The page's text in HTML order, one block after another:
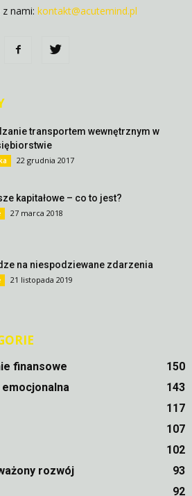
nami: kontakt@acutemind.pl
transportem wewnętrznym w
22 grudnia 2017
kapitałowe – co to jest?
27 marca 2018
na niespodziewane zdarzenia
21 listopada 2019
finansowe
150
143
117
107
102
rozwój
93
92